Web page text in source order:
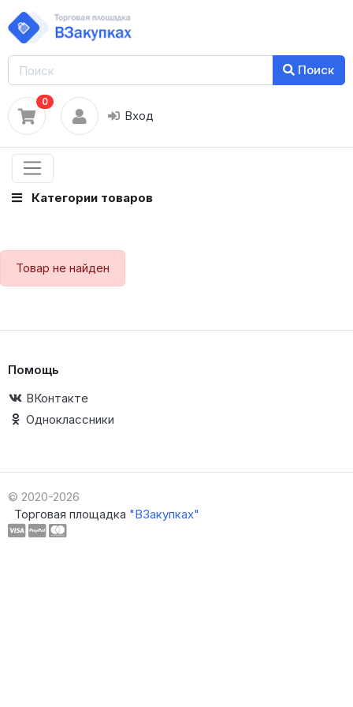
Поиск
0
Вход
Категории товаров
Товар не найден
Помощь
ВКонтакте
Одноклассники
© 2020-2026
Торговая площадка "ВЗакупках"